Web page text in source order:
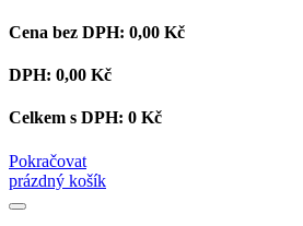
Cena bez DPH: 0,00 Kč
DPH: 0,00 Kč
Celkem s DPH: 0 Kč
Pokračovat
prázdný košík